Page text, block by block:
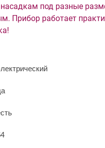
под разные
Прибор работает